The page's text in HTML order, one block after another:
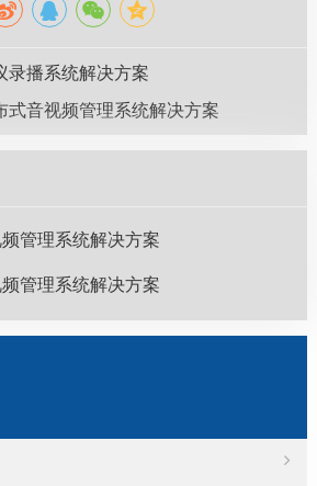
录播系统解决方案
式音视频管理系统解决方案
管理系统解决方案
管理系统解决方案